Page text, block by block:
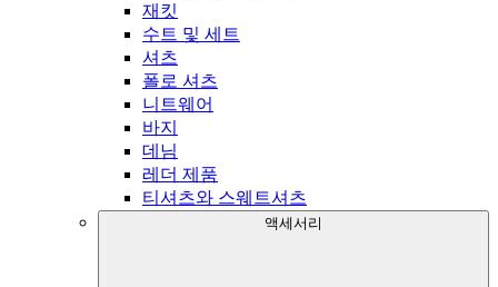
재킷
수트 및 세트
셔츠
폴로 셔츠
니트웨어
바지
데님
레더 제품
티셔츠와 스웨트셔츠
액세서리